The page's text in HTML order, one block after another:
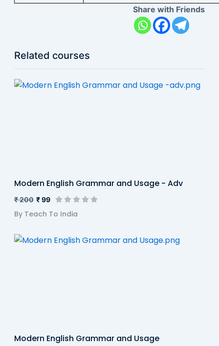
Share with Friends
Related courses
Modern English Grammar and Usage - Adv
₹ 200 ₹ 99
By Teach To India
Modern English Grammar and Usage